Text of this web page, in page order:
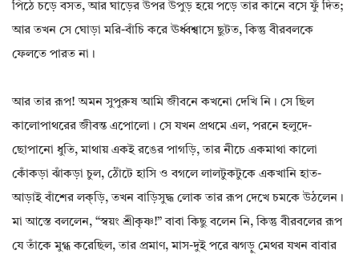
পিঠে চড়ে বসত, আর ঘাড়ের উপর উপুড় হয়ে পড়ে তার কানে বসে ফুঁ দিত;
আর তখন সে ঘোড়া মরি-বাঁচি করে ঊর্ধ্বশ্বাসে ছুটত, কিন্তু বীরবলকে
ফেলতে পারত না।
আর তার রূপ! অমন সুপুরুষ আমি জীবনে কখনো দেখি নি। সে ছিল
কালোপাথরের জীবন্ত এপোলো। সে যখন প্রথমে এল, পরনে হলুদে-
ছোপানো ধুতি, মাথায় একই রঙের পাগড়ি, তার নীচে একমাথা কালো
কোঁকড়া ঝাঁকড়া চুল, ঠোঁটে হাসি ও বগলে লালটুকটুকে একখানি হাত-
আড়াই বাঁশের লক্‌ড়ি, তখন বাড়িসুদ্ধ লোক তার রূপ দেখে চমকে উঠলেন।
মা আস্তে বললেন, “স্বয়ং শ্রীকৃষ্ণ!” বাবা কিছু বলেন নি, কিন্তু বীরবলের রূপ
যে তাঁকে মুগ্ধ করেছিল, তার প্রমাণ, মাস-দুই পরে ঝগড়ু মেথর যখন বাবার